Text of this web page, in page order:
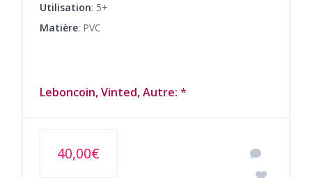
Utilisation: 5+
Matière: PVC
Leboncoin, Vinted, Autre: *
40,00€